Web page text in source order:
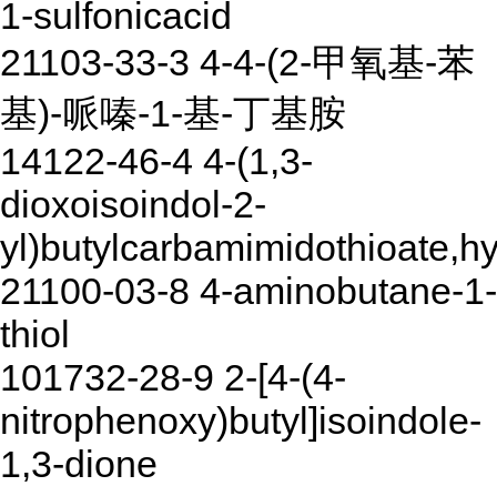
1-sulfonicacid
21103-33-3 4-4-(2-甲氧基-苯
基)-哌嗪-1-基-丁基胺
14122-46-4 4-(1,3-
dioxoisoindol-2-
21100-03-8 4-aminobutane-1-
thiol
101732-28-9 2-[4-(4-
nitrophenoxy)butyl]isoindole-
1,3-dione